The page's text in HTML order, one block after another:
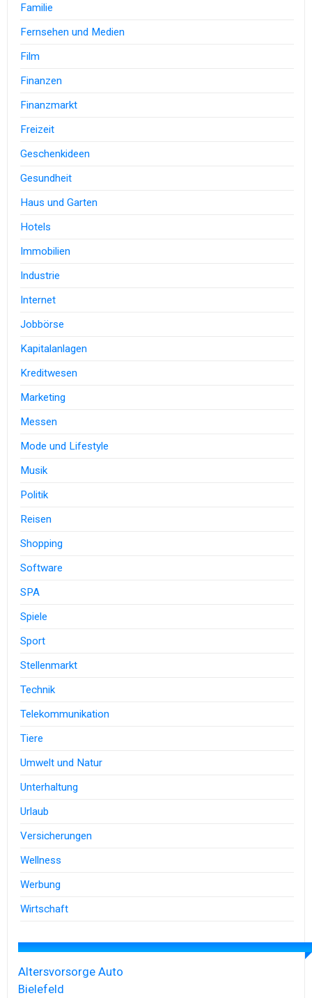
Familie
Fernsehen und Medien
Film
Finanzen
Finanzmarkt
Freizeit
Geschenkideen
Gesundheit
Haus und Garten
Hotels
Immobilien
Industrie
Internet
Jobbörse
Kapitalanlagen
Kreditwesen
Marketing
Messen
Mode und Lifestyle
Musik
Politik
Reisen
Shopping
Software
SPA
Spiele
Sport
Stellenmarkt
Technik
Telekommunikation
Tiere
Umwelt und Natur
Unterhaltung
Urlaub
Versicherungen
Wellness
Werbung
Wirtschaft
Altersvorsorge Auto
Bielefeld